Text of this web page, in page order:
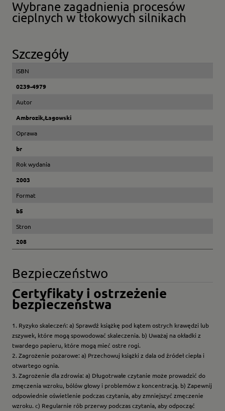
Wybrane zagadnienia procesów
cieplnych w tłokowych silnikach
Szczegóły
ISBN
0239-4979
Autor
Ambrozik,Łagowski
Oprawa
br
Rok wydania
2003
Format
b5
Stron
208
Bezpieczeństwo
Certyfikaty i ostrzeżenie
bezpieczeństwa
1. Ryzyko skaleczeń: a) Sprawdź książkę pod kątem ostrych krawędzi lub
zszywek, które mogą spowodować skaleczenia. b) Uważaj na okładki z
twardego papieru, które mogą mieć ostre rogi.
2. Zagrożenie pożarowe: a) Przechowuj książki z dala od źródeł ciepła i
otwartego ognia.
3. Zagrożenie dla zdrowia: a) Długotrwałe czytanie może prowadzić do
zmęczenia wzroku, bólów głowy i problemów z koncentracją. b) Zapewnij
odpowiednie oświetlenie podczas czytania, aby zmniejszyć zmęczenie
wzroku. c) Regularnie rób przerwy podczas czytania, aby odpocząć